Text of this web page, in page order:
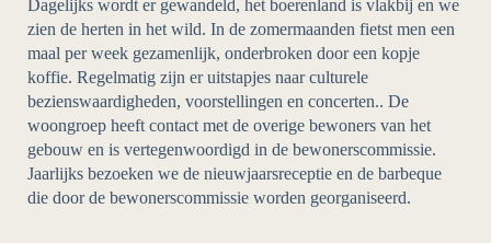
Dagelijks wordt er gewandeld, het boerenland is vlakbij en we
zien de herten in het wild. In de zomermaanden fietst men een
maal per week gezamenlijk, onderbroken door een kopje
koffie. Regelmatig zijn er uitstapjes naar culturele
bezienswaardigheden, voorstellingen en concerten.. De
woongroep heeft contact met de overige bewoners van het
gebouw en is vertegenwoordigd in de bewonerscommissie.
Jaarlijks bezoeken we de nieuwjaarsreceptie en de barbeque
die door de bewonerscommissie worden georganiseerd.